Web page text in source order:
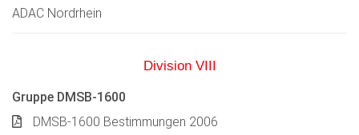
ADAC Nordrhein
Division VIII
Gruppe DMSB-1600
DMSB-1600 Bestimmungen 2006